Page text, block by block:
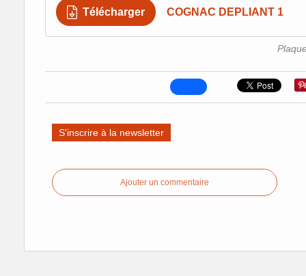
Télécharger COGNAC DEPLIANT 1
S'inscrire à la newsletter
Ajouter un commentaire